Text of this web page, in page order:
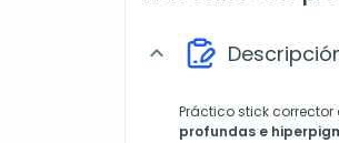
expand_more
Práctico stick
profundas e